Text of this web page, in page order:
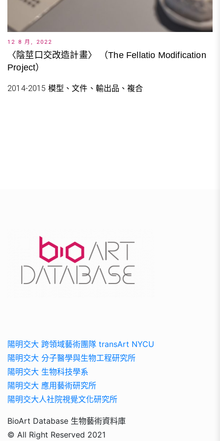
12 8 月, 2022
〈陰莖口交改造計畫〉 （The Fellatio Modification
Project）
2014-2015 模型、文件、輸出品、複合
陽明交大 跨領域藝術團隊 transArt NYCU
陽明交大 分子醫學與生物工程研究所
陽明交大 生物科技學系
陽明交大 應用藝術研究所
陽明交大人社院視覺文化研究所
BioArt Database 生物藝術資料庫
© All Right Reserved 2021